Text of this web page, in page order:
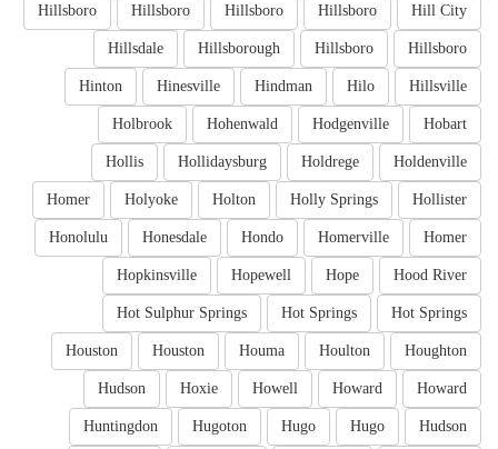
Hill City
Hillsboro
Hillsboro
Hillsboro
Hillsboro
Hillsboro
Hillsboro
Hillsborough
Hillsdale
Hillsville
Hilo
Hindman
Hinesville
Hinton
Hobart
Hodgenville
Hohenwald
Holbrook
Holdenville
Holdrege
Hollidaysburg
Hollis
Hollister
Holly Springs
Holton
Holyoke
Homer
Homer
Homerville
Hondo
Honesdale
Honolulu
Hood River
Hope
Hopewell
Hopkinsville
Hot Springs
Hot Springs
Hot Sulphur Springs
Houghton
Houlton
Houma
Houston
Houston
Howard
Howard
Howell
Hoxie
Hudson
Hudson
Hugo
Hugo
Hugoton
Huntingdon